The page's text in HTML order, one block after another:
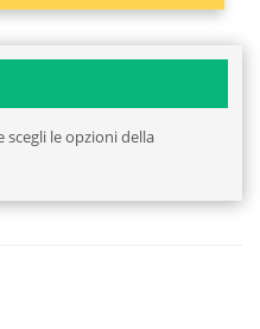
scegli le opzioni della